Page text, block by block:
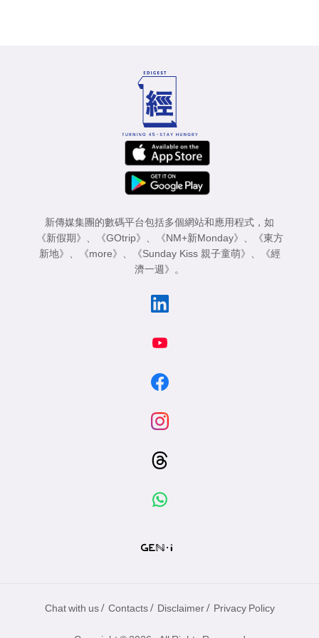
新傳媒集團的數碼平台包括多個網站和應用程式，如
《新假期》
《GOtrip》 《NM+新Monday》
《東方
新地》
《more》 《Sunday Kiss 親子童萌》
《經
濟一週》
。
Chat with us / Contacts / Disclaimer / Privacy Policy